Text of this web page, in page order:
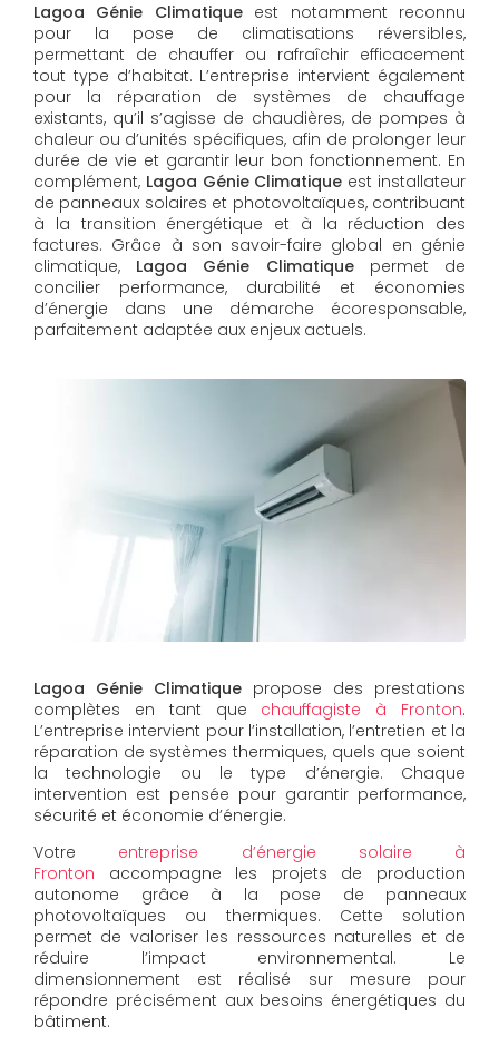
Lagoa Génie Climatiqueest notamment reconnu
pour la pose de climatisations réversibles,
permettant de chauffer ou rafraîchir efficacement
tout type d’habitat. L’entreprise intervient également
pour la réparation de systèmes de chauffage
existants, qu’il s’agisse de chaudières, de pompes à
chaleur ou d’unités spécifiques, afin de prolonger leur
durée de vie et garantir leur bon fonctionnement. En
complément, Lagoa Génie Climatique est installateur
de panneaux solaires et photovoltaïques, contribuant
à la transition énergétique et à la réduction des
factures. Grâce à son savoir-faire global en génie
climatique, Lagoa Génie Climatiquepermet de
concilier performance, durabilité et économies
d’énergie dans une démarche écoresponsable,
parfaitement adaptée aux enjeux actuels.
Lagoa Génie Climatique propose des prestations
complètes en tant que chauffagiste à Fronton.
L’entreprise intervient pour l’installation, l’entretien et la
réparation de systèmes thermiques, quels que soient
la technologie ou le type d’énergie. Chaque
intervention est pensée pour garantir performance,
sécurité et économie d’énergie.
Votre entreprise d’énergie solaire à
Fronton accompagne les projets de production
autonome grâce à la pose de panneaux
photovoltaïques ou thermiques. Cette solution
permet de valoriser les ressources naturelles et de
réduire l’impact environnemental. Le
dimensionnement est réalisé sur mesure pour
répondre précisément aux besoins énergétiques du
bâtiment.